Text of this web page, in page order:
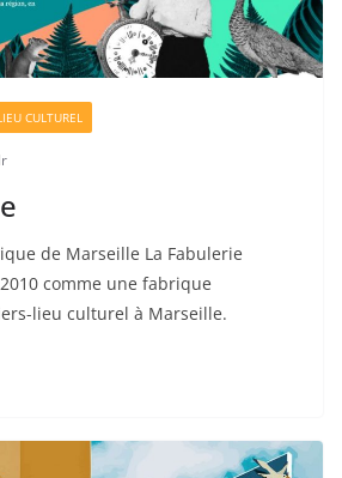
CULTUREL
de Marseille La Fabulerie
comme une fabrique
lieu culturel à Marseille.